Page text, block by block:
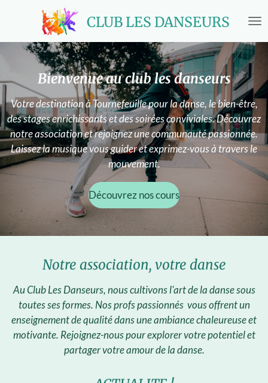
contenu
principal
CLUB LES DANSEURS
Bienvenue au club les danseurs
Votre destination à Tournefeuille pour la danse, le bien-être,
des stages enrichissants et des soirées conviviales. Découvrez
notre association et rejoignez une communauté passionnée.
Laissez la musique vous guider et exprimez-vous à travers le
mouvement.
Découvrez nos cours
Notre association, votre danse
Au Club Les Danseurs, nous cultivons l'art de la danse sous
toutes ses formes. Nos profs passionnés vous offrent un
enseignement de qualité dans une ambiance chaleureuse et
motivante. Rejoignez-nous pour explorer votre potentiel et
partager votre amour de la danse.